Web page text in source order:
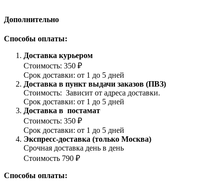
Дополнительно
Способы оплаты:
Доставка курьером
Стоимость: 350 ₽
Срок доставки: от 1 до 5 дней
Доставка в пункт выдачи заказов (ПВЗ)
Стоимость: Зависит от адреса доставки.
Срок доставки: от 1 до 5 дней
Доставка в постамат
Стоимость: 350 ₽
Срок доставки: от 1 до 5 дней
Экспресс-доставка (только Москва)
Срочная доставка день в день
Стоимость 790 ₽
Способы оплаты: